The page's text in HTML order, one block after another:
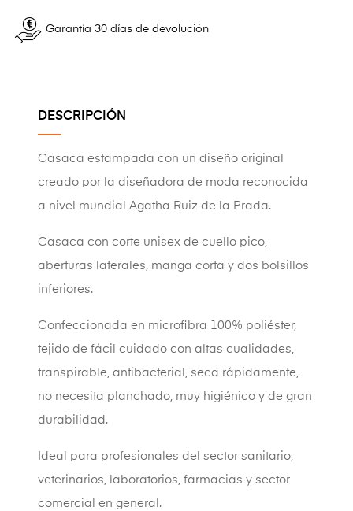
Garantía 30 días de devolución
DESCRIPCIÓN
Casaca estampada con un diseño original
creado por la diseñadora de moda reconocida
a nivel mundial Agatha Ruiz de la Prada.
Casaca con corte unisex de cuello pico,
aberturas laterales, manga corta y dos bolsillos
inferiores.
Confeccionada en microfibra 100% poliéster,
tejido de fácil cuidado con altas cualidades,
transpirable, antibacterial, seca rápidamente,
no necesita planchado, muy higiénico y de gran
durabilidad.
Ideal para profesionales del sector sanitario,
veterinarios, laboratorios, farmacias y sector
comercial en general.